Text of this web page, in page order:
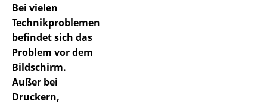
Bei vielen
Technikproblemen
befindet sich das
Problem vor dem
Bildschirm.
Außer bei
Druckern,